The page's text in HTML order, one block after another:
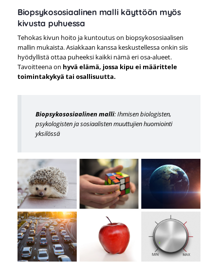
Biopsykososiaalinen malli käyttöön myös
kivusta puhuessa
Tehokas kivun hoito ja kuntoutus on biopsykososiaalisen
mallin mukaista. Asiakkaan kanssa keskustellessa onkin siis
hyödyllistä ottaa puheeksi kaikki nämä eri osa-alueet.
Tavoitteena on hyvä elämä, jossa kipu ei määrittele
toimintakykyä tai osallisuutta.
Biopsykososiaalinen malli: Ihmisen biologisten,
psykologisten ja sosiaalisten muuttujien huomiointi
yksilössä